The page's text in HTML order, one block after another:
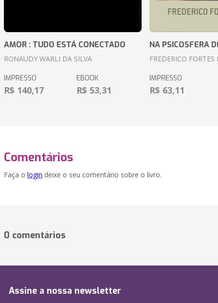
AMOR : TUDO ESTÁ CONECTADO
RONAUDY WARLI DA SILVA
IMPRESSO
R$ 140,17
EBOOK
R$ 53,31
NA PSICOSFERA
FREDERICO FORTES
IMPRESSO
R$ 63,11
Comentários
Faça o login deixe o seu comentário sobre o livro.
0 comentários
Assine a nossa newsletter